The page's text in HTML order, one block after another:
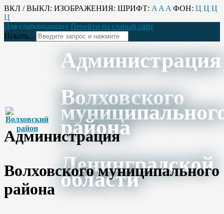
ВКЛ / ВЫКЛ: ИЗОБРАЖЕНИЯ: ШРИФТ: A A A ФОН: Ц Ц Ц
Ц
Для слабовидящих Перейти на старый сайт
Искать...
Администрация
Волховского
района
Ленинградской
области
Администрация
Волховского муниципального
района